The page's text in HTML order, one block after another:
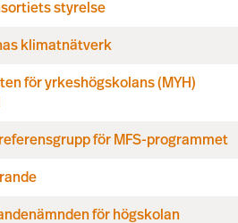
styrelse
klimatnätverk
för yrkeshögskolans (MYH)
för MFS-programmet
för högskolan